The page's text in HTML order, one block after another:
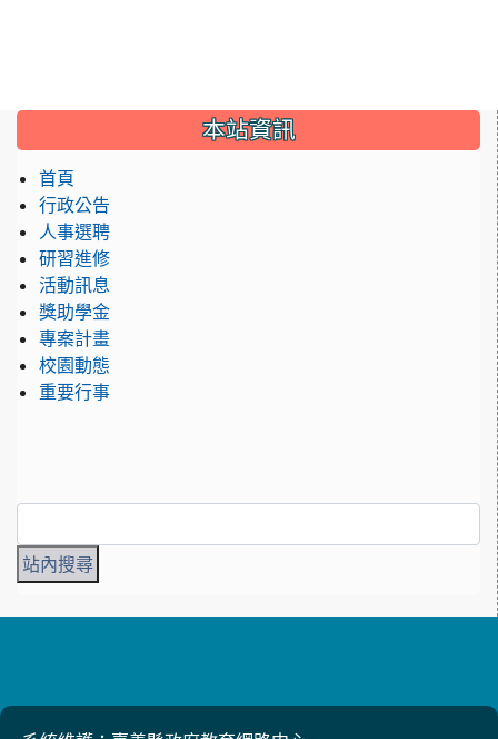
::: 本站資訊
首頁
行政公告
人事選聘
研習進修
活動訊息
獎助學金
專案計畫
校園動態
重要行事